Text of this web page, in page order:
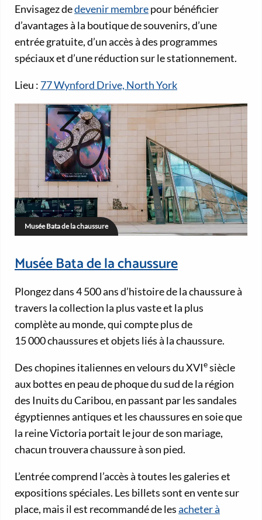
Envisagez dedevenir membrepour bénéficier
d’avantages à la boutique de souvenirs, d’une
entrée gratuite, d’un accès à des programmes
spéciaux et d’une réduction sur le stationnement.
Lieu : 77 Wynford Drive, North York
Musée Bata de la chaussure
Musée Bata de la chaussure
Plongez dans 4 500 ans d’histoire de la chaussure à
travers la collection la plus vaste et la plus
complète au monde, qui compte plus de
15 000 chaussures et objets liés à la chaussure.
Des chopines italiennes en velours du XVIesiècle
aux bottes en peau de phoque du sud de la région
des Inuits du Caribou, en passant par les sandales
égyptiennes antiques et les chaussures en soie que
la reine Victoria portait le jour de son mariage,
chacun trouvera chaussure à son pied.
L’entrée comprend l’accès à toutes les galeries et
expositions spéciales. Les billets sont en vente sur
place, mais il est recommandé de lesacheter à